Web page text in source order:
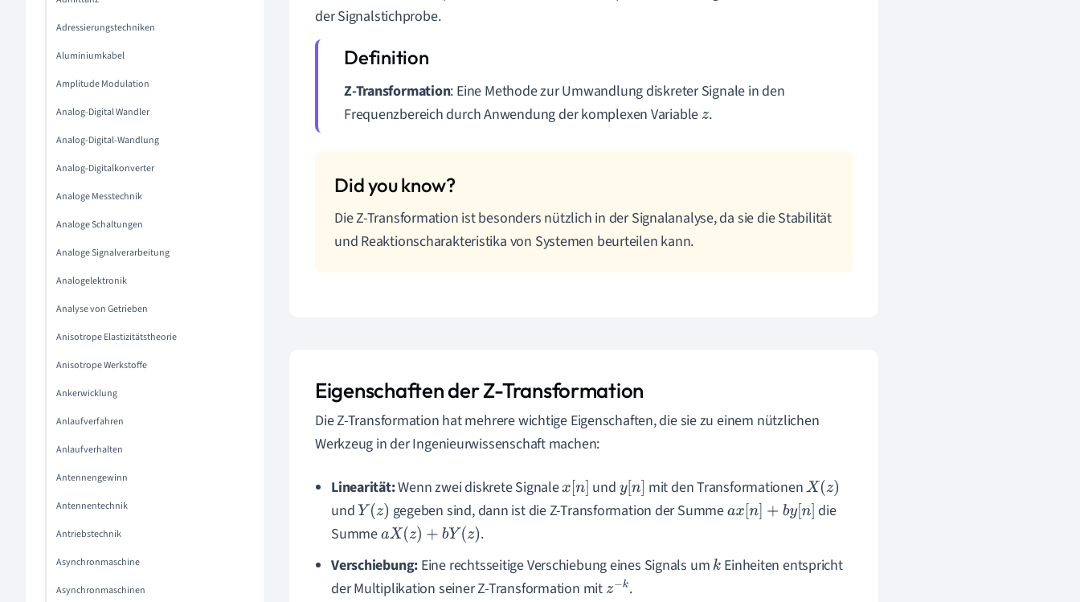
Adressierungstechniken
Aluminiumkabel
Amplitude Modulation
Analog-Digital Wandler
Analog-Digital-Wandlung
Analog-Digitalkonverter
Analoge Messtechnik
Analoge Schaltungen
Analoge Signalverarbeitung
Analogelektronik
Analyse von Getrieben
Anisotrope Elastizitätstheorie
Anisotrope Werkstoffe
Ankerwicklung
Anlaufverfahren
Anlaufverhalten
Antennengewinn
Antennentechnik
Antriebstechnik
Asynchronmaschine
Asynchronmaschinen
der Signalstichprobe.
Z-Transformation: Eine Methode zur Umwandlung diskreter Signale in den
Frequenzbereich durch Anwendung der komplexen Variablez.
Die Z-Transformation ist besonders nützlich in der Signalanalyse, da sie die Stabilität
und Reaktionscharakteristika von Systemen beurteilen kann.
Eigenschaften der Z-Transformation
Die Z-Transformation hat mehrere wichtige Eigenschaften, die sie zu einem nützlichen
Werkzeug in der Ingenieurwissenschaft machen:
Linearität:Wenn zwei diskrete Signalex[ n] und y[ n] mit den TransformationenX(z)
undY(z) gegeben sind, dann ist die Z-Transformation der Summeax[ n]+ by[ n]
die
SummeaX(z)+b Y(z )
.
Verschiebung: Eine rechtsseitige Verschiebung eines Signals um k Einheiten entspricht
der Multiplikation seiner Z-Transformation mitz−k.